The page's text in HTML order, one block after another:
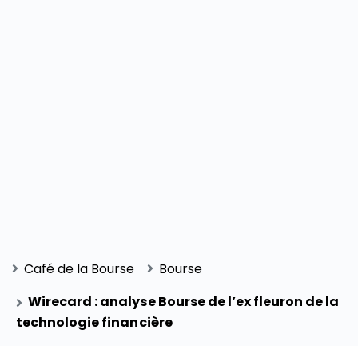
Café de la Bourse
Bourse
Wirecard : analyse Bourse de l’ex fleuron de la
technologie financière